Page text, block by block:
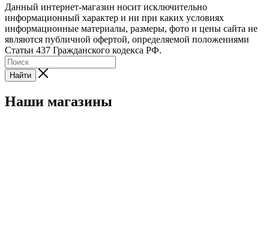
Данный интернет-магазин носит исключительно
информационный характер и ни при каких условиях
информационные материалы, размеры, фото и цены сайта не
являются публичной офертой, определяемой положениями
Статьи 437 Гражданского кодекса РФ.
Найти
Наши магазины